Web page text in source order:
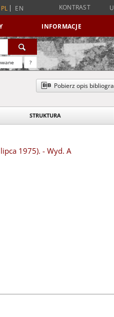
PL EN KONTRAST
INFORMACJE
?
Pobierz opis
STRUKTURA
1975). - Wyd. A